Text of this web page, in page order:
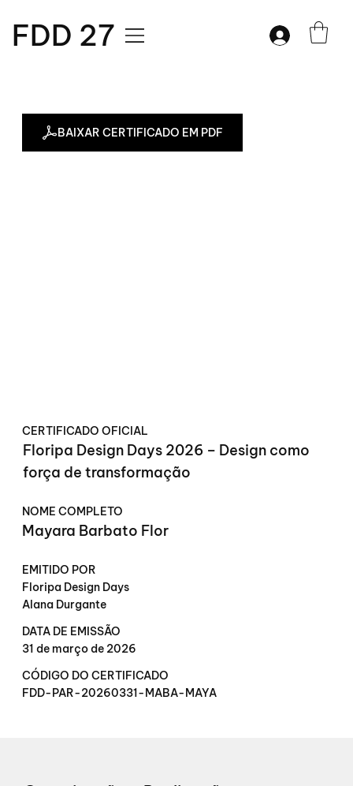
FDD 27
BAIXAR CERTIFICADO EM PDF
CERTIFICADO OFICIAL
Floripa Design Days 2026 – Design como
força de transformação
NOME COMPLETO
Mayara Barbato Flor
DATA DE EMISSÃO
31 de março de 2026
EMITIDO POR
Floripa Design Days
Alana Durgante
CÓDIGO DO CERTIFICADO
FDD-PAR-20260331-MABA-MAYA